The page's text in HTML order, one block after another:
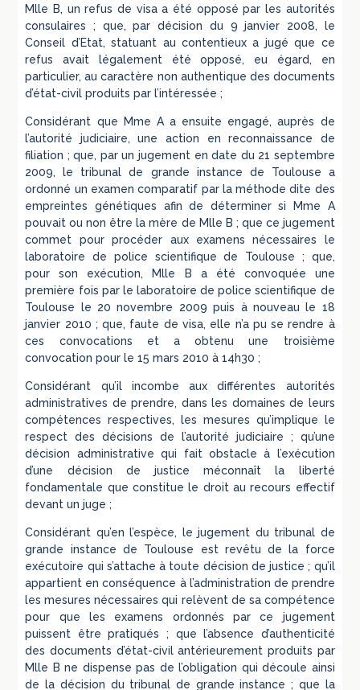
Mlle B, un refus de visa a été opposé par les autorités
consulaires ; que, par décision du 9 janvier 2008, le
Conseil d’Etat, statuant au contentieux a jugé que ce
refus avait légalement été opposé, eu égard, en
particulier, au caractère non authentique des documents
d’état-civil produits par l’intéressée ;
Considérant que Mme A a ensuite engagé, auprès de
l’autorité judiciaire, une action en reconnaissance de
filiation ; que, par un jugement en date du 21 septembre
2009, le tribunal de grande instance de Toulouse a
ordonné un examen comparatif par la méthode dite des
empreintes génétiques afin de déterminer si Mme A
pouvait ou non être la mère de Mlle B ; que ce jugement
commet pour procéder aux examens nécessaires le
laboratoire de police scientifique de Toulouse ; que,
pour son exécution, Mlle B a été convoquée une
première fois par le laboratoire de police scientifique de
Toulouse le 20 novembre 2009 puis à nouveau le 18
janvier 2010 ; que, faute de visa, elle n’a pu se rendre à
ces convocations et a obtenu une troisième
convocation pour le 15 mars 2010 à 14h30 ;
Considérant qu’il incombe aux différentes autorités
administratives de prendre, dans les domaines de leurs
compétences respectives, les mesures qu’implique le
respect des décisions de l’autorité judiciaire ; qu’une
décision administrative qui fait obstacle à l’exécution
d’une décision de justice méconnaît la liberté
fondamentale que constitue le droit au recours effectif
devant un juge ;
Considérant qu’en l’espèce, le jugement du tribunal de
grande instance de Toulouse est revêtu de la force
exécutoire qui s’attache à toute décision de justice ; qu’il
appartient en conséquence à l’administration de prendre
les mesures nécessaires qui relèvent de sa compétence
pour que les examens ordonnés par ce jugement
puissent être pratiqués ; que l’absence d’authenticité
des documents d’état-civil antérieurement produits par
Mlle B ne dispense pas de l’obligation qui découle ainsi
de la décision du tribunal de grande instance ; que la